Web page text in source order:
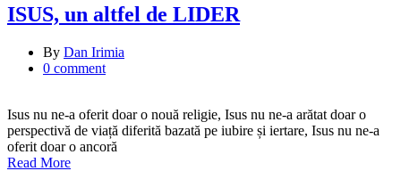
ISUS, un altfel de LIDER
By Dan Irimia
0 comment
Isus nu ne-a oferit doar o nouă religie, Isus nu ne-a arătat doar o
perspectivă de viață diferită bazată pe iubire și iertare, Isus nu ne-a
oferit doar o ancoră
Read More